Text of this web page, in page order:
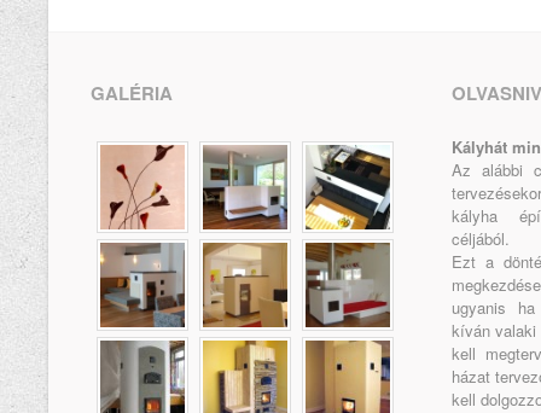
GALÉRIA
Kályhát
Az alábbi
kályha
céljából.
Ezt a
ugyanis
kíván
kell
házat
kell